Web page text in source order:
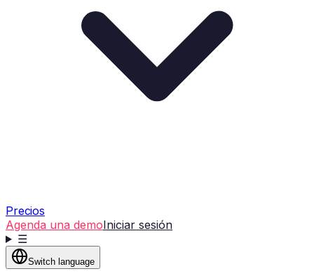
Precios
Agenda una demoIniciar sesión
☰
Switch language